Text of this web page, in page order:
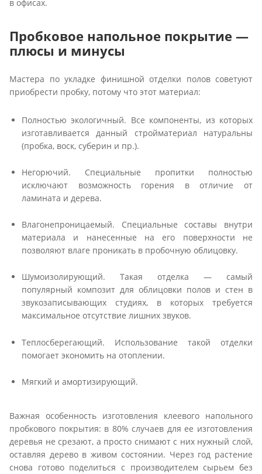
в офисах.
Пробковое напольное покрытие —
плюсы и минусы
Мастера по укладке финишной отделки полов советуют
приобрести пробку, потому что этот материал:
Полностью экологичный. Все компоненты, из которых
изготавливается данный стройматериал натуральны
(пробка, воск, суберин и пр.).
Негорючий. Специальные пропитки полностью
исключают возможность горения в отличие от
ламината и дерева.
Влагонепроницаемый. Специальные составы внутри
материала и нанесенные на его поверхности не
позволяют влаге проникать в пробочную облицовку.
Шумоизолирующий. Такая отделка — самый
популярный композит для облицовки полов и стен в
звукозаписывающих студиях, в которых требуется
максимальное отсутствие лишних звуков.
Теплосберегающий. Использование такой отделки
помогает экономить на отоплении.
Мягкий и амортизирующий.
Важная особенность изготовления клеевого напольного
пробкового покрытия: в 80% случаев для ее изготовления
деревья не срезают, а просто снимают с них нужный слой,
оставляя дерево в живом состоянии. Через год растение
снова готово поделиться с производителем сырьем без